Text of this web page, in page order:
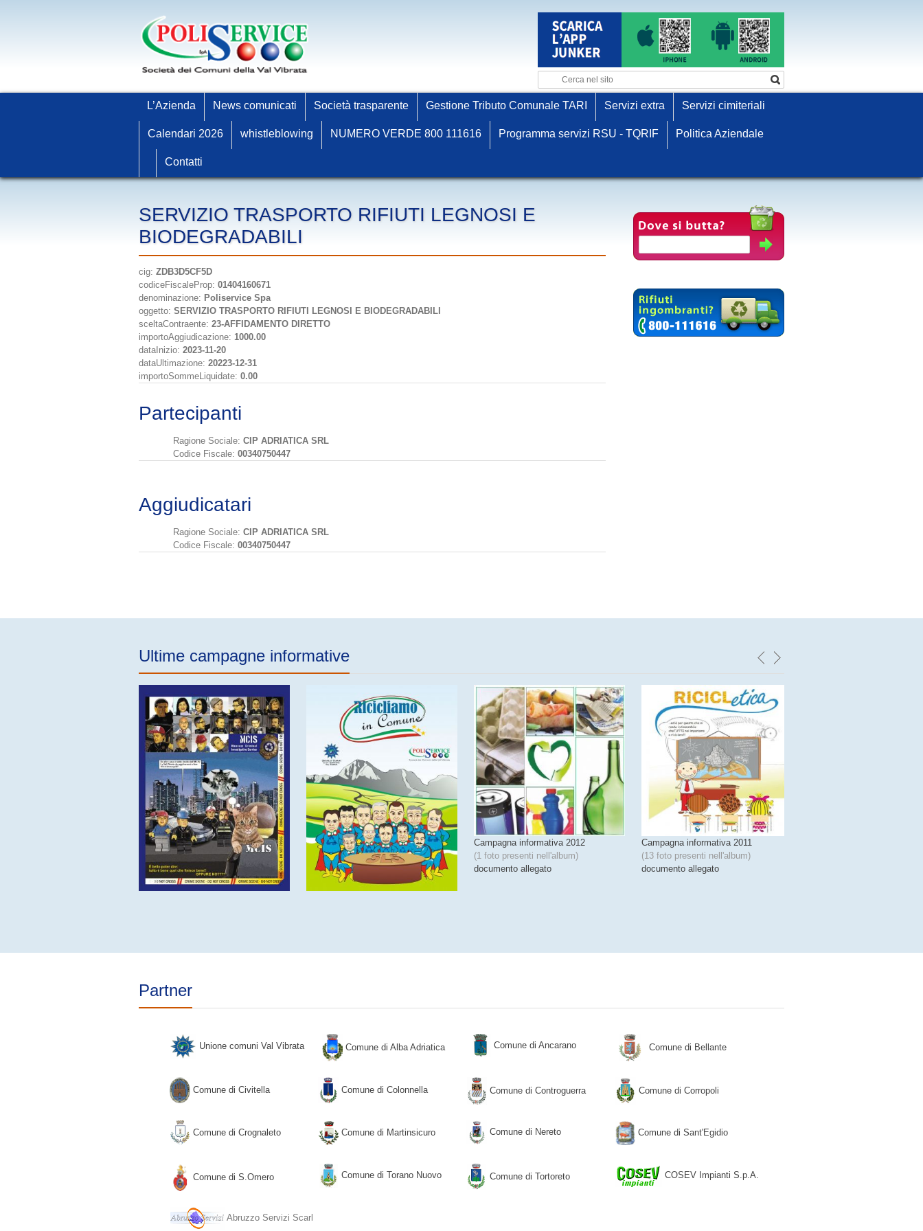
L’Azienda News comunicati Società trasparente Gestione Tributo Comunale TARI Servizi extra Servizi cimiteriali
Calendari 2026 whistleblowing NUMERO VERDE 800 111616 Programma servizi RSU - TQRIF Politica Aziendale
Contatti
SERVIZIO TRASPORTO RIFIUTI LEGNOSI E
BIODEGRADABILI
cig: ZDB3D5CF5D
codiceFiscaleProp: 01404160671
denominazione: Poliservice Spa
oggetto: SERVIZIO TRASPORTO RIFIUTI LEGNOSI E BIODEGRADABILI
sceltaContraente: 23-AFFIDAMENTO DIRETTO
importoAggiudicazione: 1000.00
dataInizio: 2023-11-20
dataUltimazione: 20223-12-31
importoSommeLiquidate: 0.00
Partecipanti
Ragione Sociale: CIP ADRIATICA SRL
Codice Fiscale: 00340750447
Aggiudicatari
Ragione Sociale: CIP ADRIATICA SRL
Codice Fiscale: 00340750447
Ultime campagne informative
Campagna informativa 2012
(1 foto presenti nell'album)
documento allegato
Campagna informativa 2011
(13 foto presenti nell'album)
documento allegato
Partner
Unione comuni Val Vibrata Comune di Alba Adriatica Comune di Ancarano Comune di Bellante
Comune di Civitella Comune di Colonnella Comune di Controguerra Comune di Corropoli
Comune di Crognaleto Comune di Martinsicuro Comune di Nereto Comune di Sant'Egidio
Comune di S.Omero Comune di Torano Nuovo Comune di Tortoreto COSEV Impianti S.p.A.
Abruzzo Servizi Scarl